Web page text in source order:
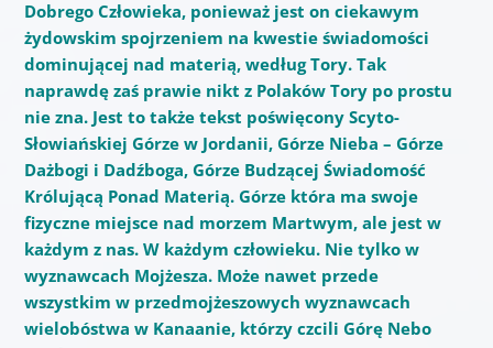
Dobrego Człowieka, ponieważ jest on ciekawym
żydowskim spojrzeniem na kwestie świadomości
dominującej nad materią, według Tory. Tak
naprawdę zaś prawie nikt z Polaków Tory po prostu
nie zna. Jest to także tekst poświęcony Scyto-
Słowiańskiej Górze w Jordanii, Górze Nieba – Górze
Dażbogi i Dadźboga, Górze Budzącej Świadomość
Królującą Ponad Materią. Górze która ma swoje
fizyczne miejsce nad morzem Martwym, ale jest w
każdym z nas. W każdym człowieku. Nie tylko w
wyznawcach Mojżesza. Może nawet przede
wszystkim w przedmojżeszowych wyznawcach
wielobóstwa w Kanaanie, którzy czcili Górę Nebo